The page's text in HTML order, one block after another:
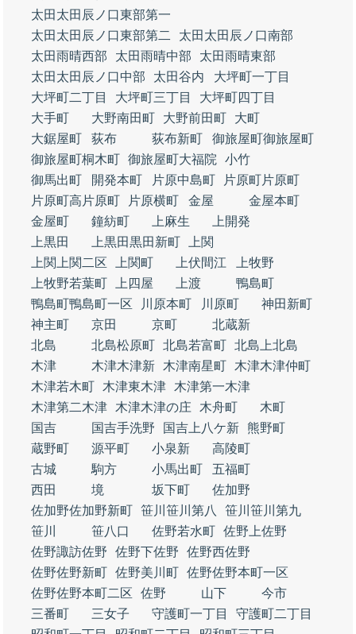
太田太田辰ノ口東部第一
太田太田辰ノ口東部第二
太田太田辰ノ口南部
太田雨晴西部
太田雨晴中部
太田雨晴東部
太田太田辰ノ口中部
太田谷内
大坪町一丁目
大坪町二丁目
大坪町三丁目
大坪町四丁目
大手町
大野南田町 大野前田町
大町
大鋸屋町
荻布 荻布新町
御旅屋町御旅屋町
御旅屋町桐木町 御旅屋町大福院
小竹
御馬出町
開発本町 片原中島町
片原町片原町
片原町高片原町
片原横町 金屋
金屋本町
金屋町
鐘紡町 上麻生
上開発
上黒田
上黒田黒田新町
上関
上関上関二区
上関町 上伏間江
上牧野
上牧野若葉町
上四屋 上渡
鴨島町
鴨島町鴨島町一区
川原本町 川原町
神田新町
神主町
京田 京町
北蔵新
北島
北島松原町 北島若富町 北島上北島
木津
木津木津新 木津南星町
木津木津仲町
木津若木町
木津東木津
木津第一木津
木津第二木津
木津木津の庄 木舟町
木町
国吉
国吉手洗野 国吉上八ケ新
熊野町
蔵野町
源平町 小泉新
高陵町
古城
駒方 小馬出町
五福町
西田
境 坂下町
佐加野
佐加野佐加野新町 笹川笹川第八
笹川笹川第九
笹川
笹八口 佐野若水町 佐野上佐野
佐野諏訪佐野
佐野下佐野
佐野西佐野
佐野佐野新町 佐野美川町 佐野佐野本町一区
佐野佐野本町二区
佐野 山下
今市
三番町
三女子 守護町一丁目
守護町二丁目